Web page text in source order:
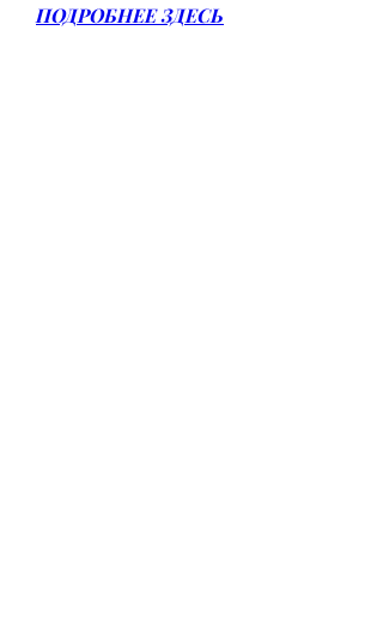
ПОДРОБНЕЕ ЗДЕСЬ